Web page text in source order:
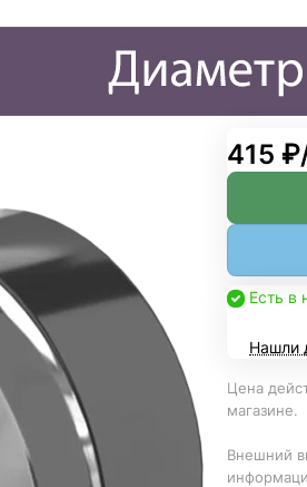
415
Есть в
Нашли
Цена
магазине.
Внешний